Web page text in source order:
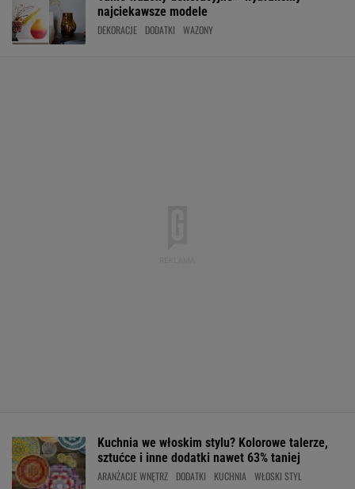
najciekawsze modele
DEKORACJE DODATKI WAZONY
Kuchnia we włoskim stylu? Kolorowe talerze,
sztućce i inne dodatki nawet 63% taniej
ARANŻACJE WNĘTRZ DODATKI KUCHNIA WŁOSKI STYL